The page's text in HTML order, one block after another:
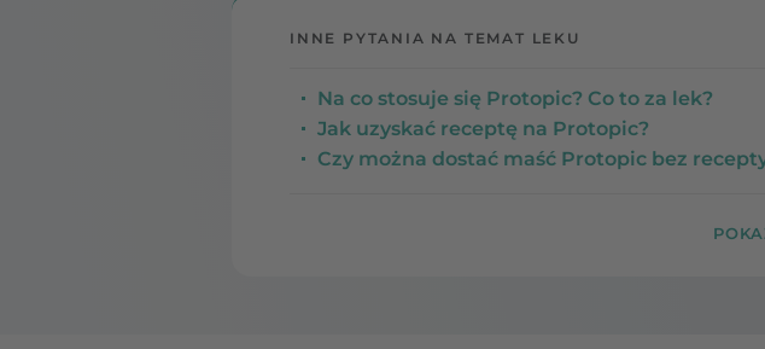
INNE PYTANIA NA TEMAT LEKU
Na co stosuje się Protopic? Co to za lek?
Jak uzyskać receptę na Protopic?
Czy można dostać maść Protopic bez